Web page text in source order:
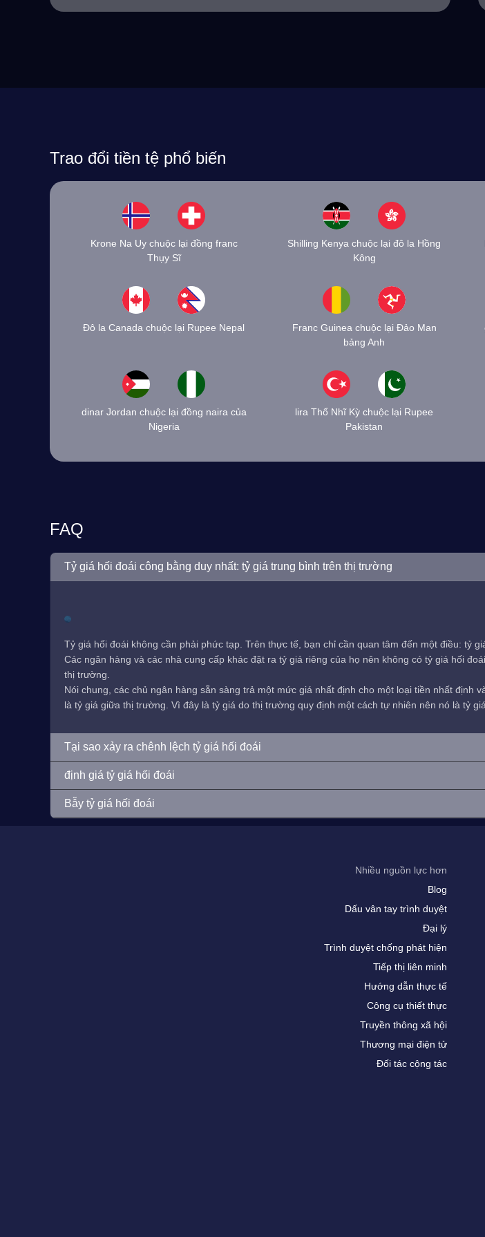
Trao đổi tiền tệ phổ biến
Krone Na Uy chuộc lại đồng franc
Thụy Sĩ
Shilling Kenya chuộc lại đô la Hồng
Kông
Đô la Canada chuộc lại Rupee Nepal
Franc Guinea chuộc lại Đảo Man
bảng Anh
dinar Jordan chuộc lại đồng naira của
Nigeria
lira Thổ Nhĩ Kỳ chuộc lại Rupee
Pakistan
FAQ
Tỷ giá hối đoái công bằng duy nhất: tỷ giá trung bình trên thị trường
Tỷ giá hối đoái không cần phải phức tạp. Trên thực tế, bạn chỉ cần quan tâm đến một điều: tỷ
Các ngân hàng và các nhà cung cấp khác đặt ra tỷ giá riêng của họ nên không có tỷ giá hối
thị trường.
Nói chung, các chủ ngân hàng sẵn sàng trả một mức giá nhất định cho một loại tiền nhất
là tỷ giá giữa thị trường. Vì đây là tỷ giá do thị trường quy định một cách tự nhiên nên nó là tỷ
Tại sao xảy ra chênh lệch tỷ giá hối đoái
định giá tỷ giá hối đoái
Bẫy tỷ giá hối đoái
Nhiều nguồn lực hơn
Blog
Dấu vân tay trình duyệt
Đại lý
Trình duyệt chống phát hiện
Tiếp thị liên minh
Hướng dẫn thực tế
Công cụ thiết thực
Truyền thông xã hội
Thương mại điện tử
Đối tác cộng tác